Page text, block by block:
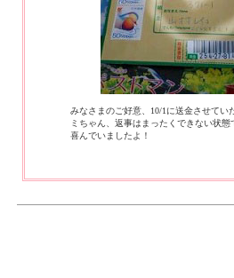
みなさまのご好意、10/1に送金させてい
ミちゃん、返事はまったくできない状態
喜んでいましたよ！